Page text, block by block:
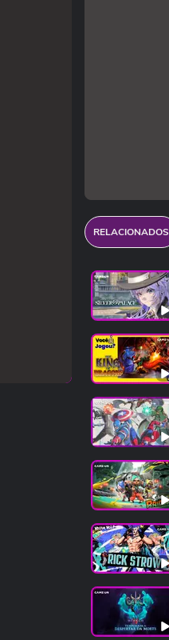
RELACIONADOS